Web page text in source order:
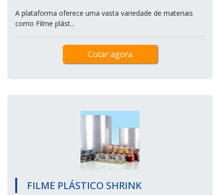
A plataforma oferece uma vasta variedade de materiais
como Filme plást...
Cotar agora
FILME PLÁSTICO SHRINK